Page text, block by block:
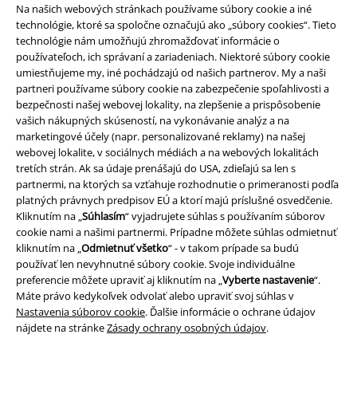
Na našich webových stránkach používame súbory cookie a iné
technológie, ktoré sa spoločne označujú ako „súbory cookies“. Tieto
technológie nám umožňujú zhromažďovať informácie o
používateľoch, ich správaní a zariadeniach. Niektoré súbory cookie
umiestňujeme my, iné pochádzajú od našich partnerov. My a naši
partneri používame súbory cookie na zabezpečenie spoľahlivosti a
bezpečnosti našej webovej lokality, na zlepšenie a prispôsobenie
vašich nákupných skúseností, na vykonávanie analýz a na
marketingové účely (napr. personalizované reklamy) na našej
webovej lokalite, v sociálnych médiách a na webových lokalitách
tretích strán. Ak sa údaje prenášajú do USA, zdieľajú sa len s
partnermi, na ktorých sa vzťahuje rozhodnutie o primeranosti podľa
platných právnych predpisov EÚ a ktorí majú príslušné osvedčenie.
Kliknutím na „ Súhlasím“ vyjadrujete súhlas s používaním súborov
cookie nami a našimi partnermi. Prípadne môžete súhlas odmietnuť
kliknutím na „ Odmietnuť všetko“ - v takom prípade sa budú
používať len nevyhnutné súbory cookie. Svoje individuálne
preferencie môžete upraviť aj kliknutím na „ Vyberte nastavenie“.
Máte právo kedykoľvek odvolať alebo upraviť svoj súhlas v
Nastavenia súborov cookie. Ďalšie informácie o ochrane údajov
nájdete na stránkeZásady ochrany osobných údajov.
Nová aplikácia EMP
Stiahnite si novú EMP aplikáciu zdarma a využite všetky nové
funkcie a výhody!
A Warner Music Group Company